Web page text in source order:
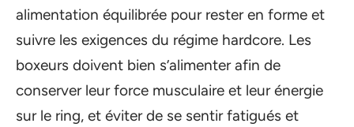
alimentation équilibrée pour rester en forme et
suivre les exigences du régime hardcore. Les
boxeurs doivent bien s’alimenter afin de
conserver leur force musculaire et leur énergie
sur le ring, et éviter de se sentir fatigués et